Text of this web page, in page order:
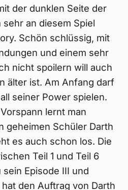
der dunklen Seite der
an diesem Spiel
Schön schlüssig, mit
und einem sehr
nicht spoilern will auch
älter ist. Am Anfang darf
seiner Power spielen.
lernt man
geheimen Schüler Darth
es auch schon los. Die
Teil 1 und Teil 6
Episode III und
den Auftrag von Darth